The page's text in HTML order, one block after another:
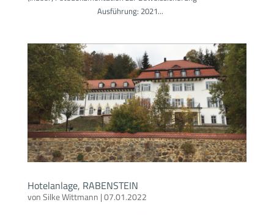
Ausführung: 2021...
Hotelanlage, RABENSTEIN
vonSilke Wittmann |07.01.2022